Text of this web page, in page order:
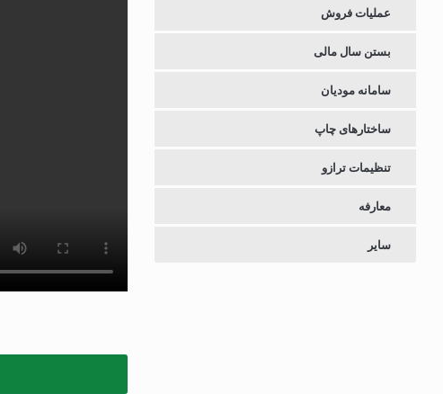
عملیات فروش
بستن سال مالی
سامانه مودیان
ساختارهای چاپ
تنظیمات ترازو
معارفه
سایر